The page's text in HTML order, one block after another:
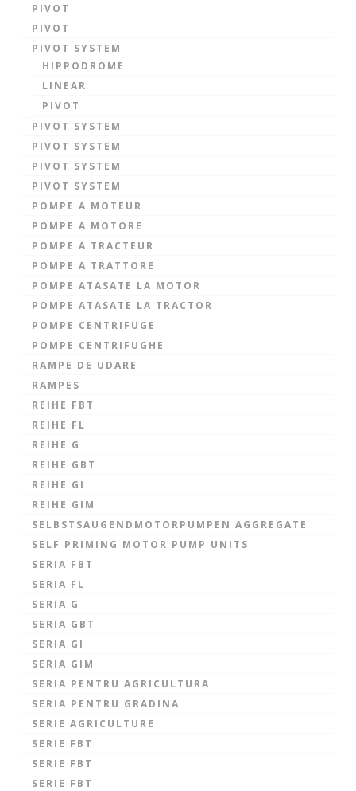
PIVOT
PIVOT
PIVOT SYSTEM
HIPPODROME
LINEAR
PIVOT
PIVOT SYSTEM
PIVOT SYSTEM
PIVOT SYSTEM
PIVOT SYSTEM
POMPE A MOTEUR
POMPE A MOTORE
POMPE A TRACTEUR
POMPE A TRATTORE
POMPE ATASATE LA MOTOR
POMPE ATASATE LA TRACTOR
POMPE CENTRIFUGE
POMPE CENTRIFUGHE
RAMPE DE UDARE
RAMPES
REIHE FBT
REIHE FL
REIHE G
REIHE GBT
REIHE GI
REIHE GIM
SELBSTSAUGENDMOTORPUMPEN AGGREGATE
SELF PRIMING MOTOR PUMP UNITS
SERIA FBT
SERIA FL
SERIA G
SERIA GBT
SERIA GI
SERIA GIM
SERIA PENTRU AGRICULTURA
SERIA PENTRU GRADINA
SERIE AGRICULTURE
SERIE FBT
SERIE FBT
SERIE FBT